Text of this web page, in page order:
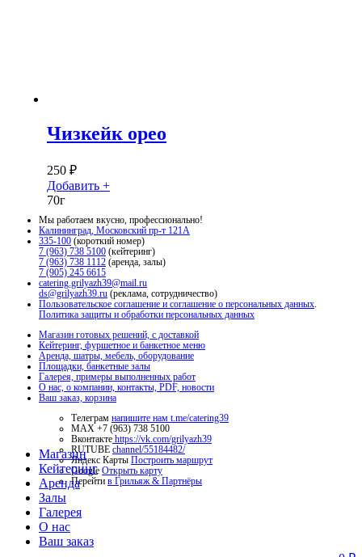
Чизкейк орео
250 ₽
Добавить +
70г
Мы работаем вкусно, профессионально!
Калининград, Московский пр-т 121А
335-100 (короткий номер)
7 (963) 738 5100 (кейтеринг)
7 (963) 738 1112 (аренда, залы)
7 (905) 245 6615
catering.grilyazh39@mail.ru
ds@grilyazh39.ru (реклама, сотрудничество)
Пользовательское соглашение и соглашение о персональных данных.
Политика защиты и обработки персональных данных
Магазин готовых решений, с доставкой
Кейтеринг, фуршетное и банкетное меню
Аренда, шатры, мебель, оборудование
Площадки, банкетные залы
Галерея, примеры выполненных работ
О нас, о компании, контакты, PDF, новости
Ваш заказ, корзина
Телеграм напишите нам t.me/catering39
МАХ +7 (963) 738 5100
Вконтакте https://vk.com/grilyazh39
RUTUBE channel/55184482/
Яндекс Карты Построить маршрут
Google Открыть карту
Перейти в Грильяж & Партнёры
Close
Menu
Магазин
Кейтеринг
Аренда
Залы
Галерея
О нас
Ваш заказ